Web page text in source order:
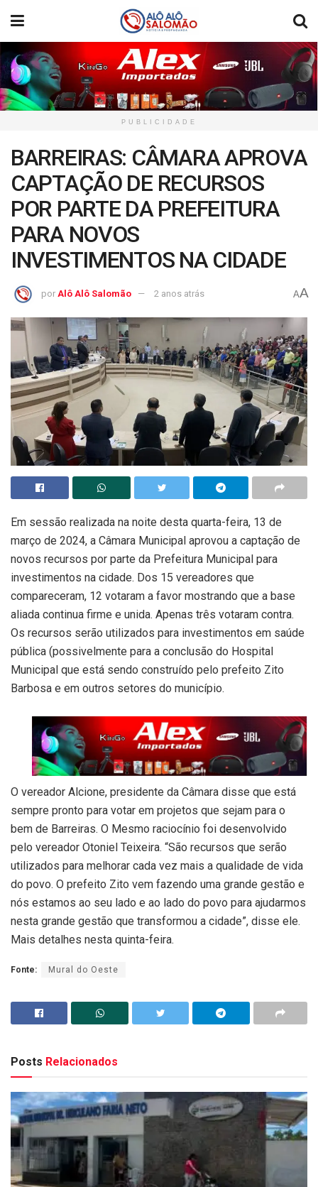
PUBLICIDADE
BARREIRAS: CÂMARA APROVA
CAPTAÇÃO DE RECURSOS
POR PARTE DA PREFEITURA
PARA NOVOS
INVESTIMENTOS NA CIDADE
por Alô Alô Salomão 2 anos atrás AA
Em sessão realizada na noite desta quarta-feira, 13 de
março de 2024, a Câmara Municipal aprovou a captação de
novos recursos por parte da Prefeitura Municipal para
investimentos na cidade. Dos 15 vereadores que
compareceram, 12 votaram a favor mostrando que a base
aliada continua firme e unida. Apenas três votaram contra.
Os recursos serão utilizados para investimentos em saúde
pública (possivelmente para a conclusão do Hospital
Municipal que está sendo construído pelo prefeito Zito
Barbosa e em outros setores do município.
O vereador Alcione, presidente da Câmara disse que está
sempre pronto para votar em projetos que sejam para o
bem de Barreiras. O Mesmo raciocínio foi desenvolvido
pelo vereador Otoniel Teixeira. “São recursos que serão
utilizados para melhorar cada vez mais a qualidade de vida
do povo. O prefeito Zito vem fazendo uma grande gestão e
nós estamos ao seu lado e ao lado do povo para ajudarmos
nesta grande gestão que transformou a cidade”, disse ele.
Mais detalhes nesta quinta-feira.
Fonte: Mural do Oeste
Posts Relacionados